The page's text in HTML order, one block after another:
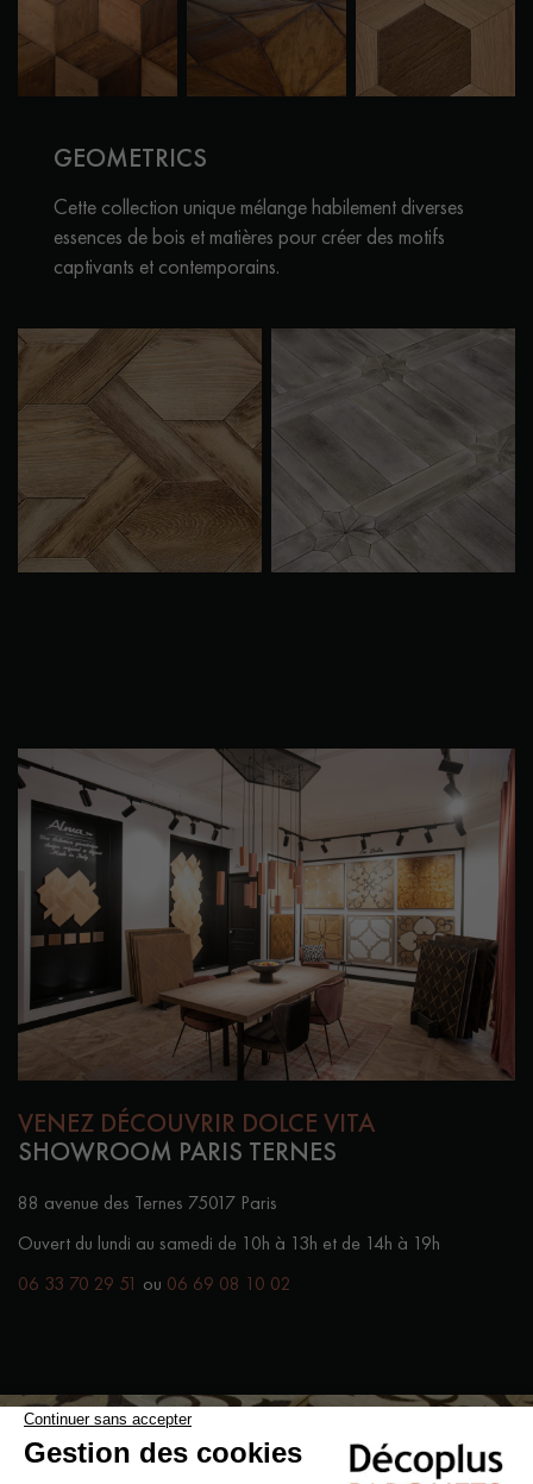
GEOMETRICS
Cette collection unique mélange habilement diverses
essences de bois et matières pour créer des motifs
captivants et contemporains.
VENEZ DÉCOUVRIR DOLCE VITA
SHOWROOM PARIS TERNES
88 avenue des Ternes 75017 Paris
Ouvert du lundi au samedi de 10h à 13h et de 14h à 19h
06 33 70 29 51 ou 06 69 08 10 02